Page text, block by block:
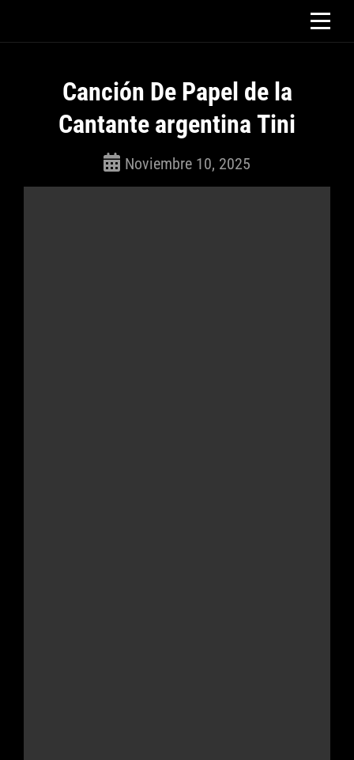
Canción De Papel de la
Cantante argentina Tini
Noviembre 10, 2025